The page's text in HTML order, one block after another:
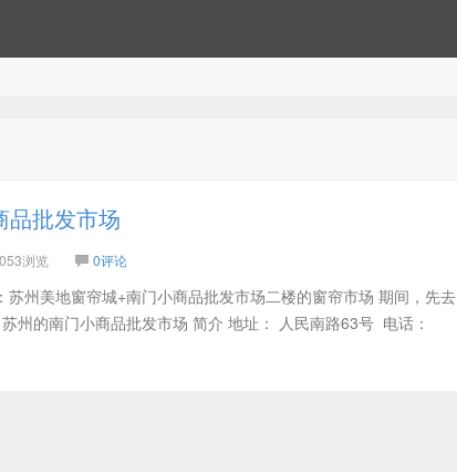
品批发市场
浏览 0评论
州美地窗帘城+南门小商品批发市场二楼的窗帘市场 期间，先去
州的南门小商品批发市场 简介 地址： 人民南路63号 电话：